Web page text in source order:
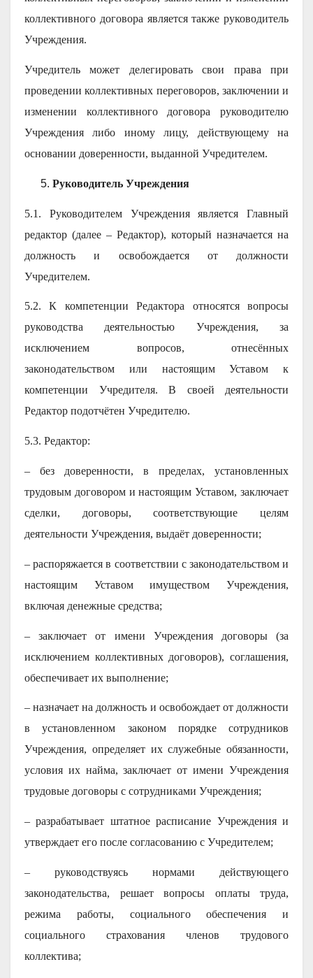
коллективного договора является также руководитель
Учреждения.
Учредитель может делегировать свои права при
проведении коллективных переговоров, заключении и
изменении коллективного договора руководителю
Учреждения либо иному лицу, действующему на
основании доверенности, выданной Учредителем.
Руководитель Учреждения
5.1. Руководителем Учреждения является Главный
редактор (далее – Редактор), который назначается на
должность и освобождается от должности
Учредителем.
5.2. К компетенции Редактора относятся вопросы
руководства деятельностью Учреждения, за
исключением вопросов, отнесённых
законодательством или настоящим Уставом к
компетенции Учредителя. В своей деятельности
Редактор подотчётен Учредителю.
5.3. Редактор:
– без доверенности, в пределах, установленных
трудовым договором и настоящим Уставом, заключает
сделки, договоры, соответствующие целям
деятельности Учреждения, выдаёт доверенности;
– распоряжается в соответствии с законодательством и
настоящим Уставом имуществом Учреждения,
включая денежные средства;
– заключает от имени Учреждения договоры (за
исключением коллективных договоров), соглашения,
обеспечивает их выполнение;
– назначает на должность и освобождает от должности
в установленном законом порядке сотрудников
Учреждения, определяет их служебные обязанности,
условия их найма, заключает от имени Учреждения
трудовые договоры с сотрудниками Учреждения;
– разрабатывает штатное расписание Учреждения и
утверждает его после согласованию с Учредителем;
– руководствуясь нормами действующего
законодательства, решает вопросы оплаты труда,
режима работы, социального обеспечения и
социального страхования членов трудового
коллектива;